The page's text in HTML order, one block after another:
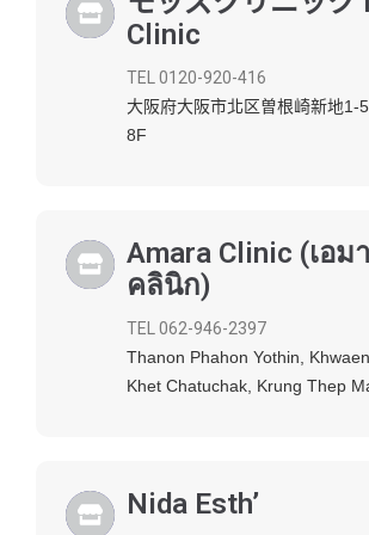
Clinic
TEL 0120-920-416
大阪府大阪市北区曽根崎新地1-
8F
Amara Clinic (เอม
คลินิก)
TEL 062-946-2397
Thanon Phahon Yothin,
Khet Chatuchak, Krung Thep
Nida Esth’